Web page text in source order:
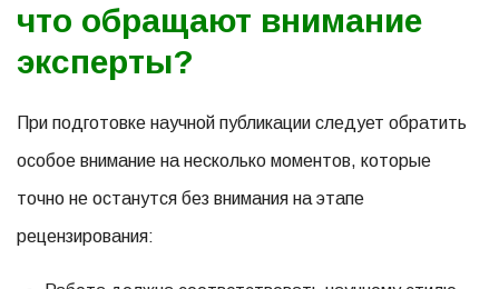
что обращают внимание
эксперты?
При подготовке научной публикации следует обратить
особое внимание на несколько моментов, которые
точно не останутся без внимания на этапе
рецензирования: